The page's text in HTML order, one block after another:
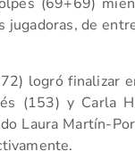
jugadoras, de
logró finalizar
(153) y Carla
Laura Martín-